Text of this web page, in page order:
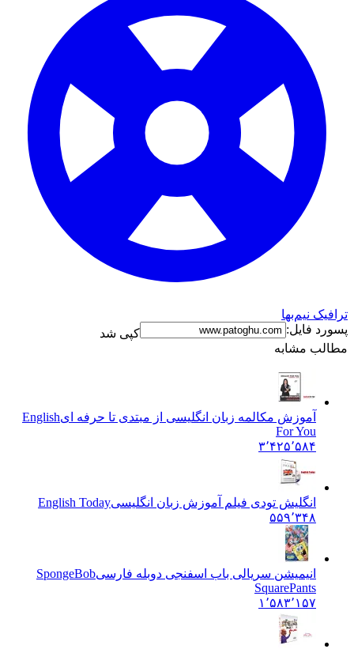
ترافیک نیم‌بها
پسورد فایل:
کپی شد
مطالب مشابه
آموزش مکالمه زبان انگلیسی از مبتدی تا حرفه ایEnglish
For You
۳٬۴۲۵٬۵۸۴
انگلیش تودی فیلم آموزش زبان انگليسیEnglish Today
۵۵۹٬۳۴۸
انیمیشن سریالی باب اسفنجی دوبله فارسیSpongeBob
SquarePants
۱٬۵۸۳٬۱۵۷